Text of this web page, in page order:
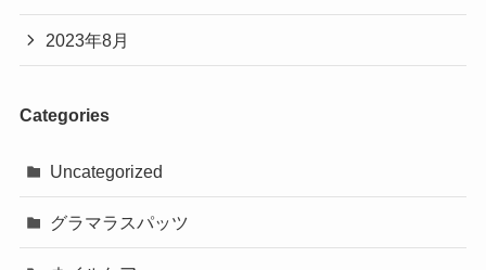
2023年8月
Categories
Uncategorized
グラマラスパッツ